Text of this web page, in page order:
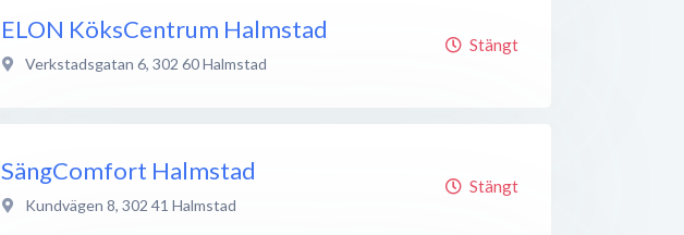
ELON KöksCentrum Halmstad
Verkstadsgatan 6, 302 60Halmstad
Stängt
SängComfort Halmstad
Kundvägen 8, 302 41 Halmstad
Stängt